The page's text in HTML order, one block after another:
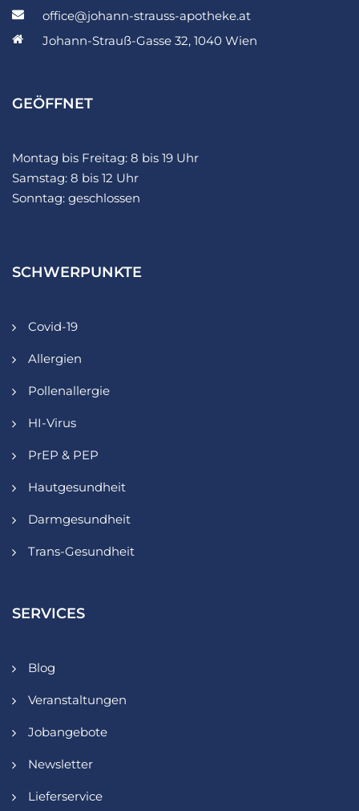
office@johann-strauss-apotheke.at
Johann-Strauß-Gasse 32, 1040 Wien
GEÖFFNET
Montag bis Freitag: 8 bis 19 Uhr
Samstag: 8 bis 12 Uhr
Sonntag: geschlossen
SCHWERPUNKTE
Covid-19
Allergien
Pollenallergie
HI-Virus
PrEP & PEP
Hautgesundheit
Darmgesundheit
Trans-Gesundheit
SERVICES
Blog
Veranstaltungen
Jobangebote
Newsletter
Lieferservice